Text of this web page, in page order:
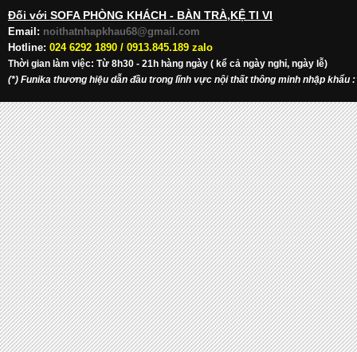
Đối với SOFA PHÒNG KHÁCH - BÀN TRÀ,KỆ TI VI
Email: noithatnhapkhau68@gmail.com
Hotline: 024 6292 1890 / 0913.845.189 zalo
Thời gian làm việc: Từ 8h30 - 21h hàng ngày ( kể cả ngày nghỉ, ngày lễ)
(*) Funika thương hiệu dẫn đầu trong lĩnh vực nội thất thông minh nhập khẩu :